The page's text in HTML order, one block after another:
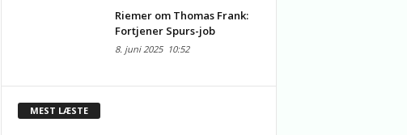
Riemer om Thomas Frank:
Fortjener Spurs-job
8. juni 202510:52
MEST LÆSTE